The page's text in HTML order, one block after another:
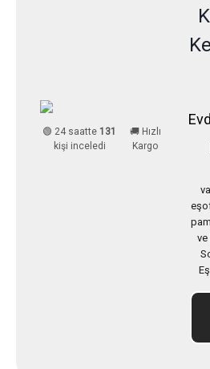
🟢 24 saatte 131
kişi inceledi
🚚 Hızlı
Kargo
ve